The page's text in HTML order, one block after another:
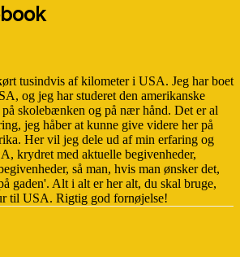
tusindvis af kilometer i USA. Jeg har boet
og jeg har studeret den amerikanske
skolebænken og på nær hånd. Det er al
jeg håber at kunne give videre her på
Her vil jeg dele ud af min erfaring og
krydret med aktuelle begivenheder,
så man, hvis man ønsker det,
gaden'. Alt i alt er her alt, du skal bruge,
til USA. Rigtig god fornøjelse!